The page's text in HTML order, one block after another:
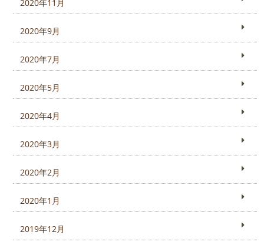
2020年11月
2020年9月
2020年7月
2020年5月
2020年4月
2020年3月
2020年2月
2020年1月
2019年12月